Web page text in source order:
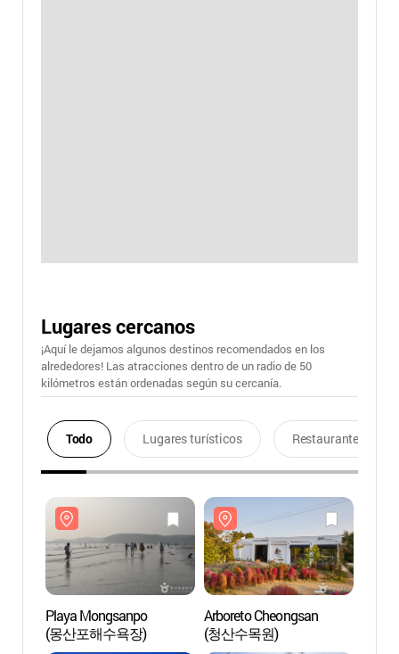
Lugares cercanos
¡Aquí le dejamos algunos destinos recomendados en los
alrededores! Las atracciones dentro de un radio de 50
kilómetros están ordenadas según su cercanía.
Todo Lugares turísticos Restaurantes
Playa Mongsanpo
(몽산포해수욕장)
Arboreto Cheongsan
(청산수목원)